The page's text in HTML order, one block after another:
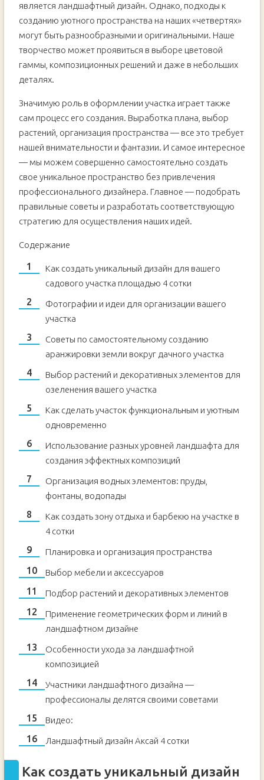
является ландшафтный дизайн. Однако, подходы к
созданию уютного пространства на наших «четвертях»
могут быть разнообразными и оригинальными. Наше
творчество может проявиться в выборе цветовой
гаммы, композиционных решений и даже в небольших
деталях.
Значимую роль в оформлении участка играет также
сам процесс его создания. Выработка плана, выбор
растений, организация пространства — все это требует
нашей внимательности и фантазии. И самое интересное
— мы можем совершенно самостоятельно создать
свое уникальное пространство без привлечения
профессионального дизайнера. Главное — подобрать
правильные советы и разработать соответствующую
стратегию для осуществления наших идей.
Содержание
Как создать уникальный дизайн для вашего
садового участка площадью 4 сотки
Фотографии и идеи для организации вашего
участка
Советы по самостоятельному созданию
аранжировки земли вокруг дачного участка
Выбор растений и декоративных элементов для
озеленения вашего участка
Как сделать участок функциональным и уютным
одновременно
Использование разных уровней ландшафта для
создания эффектных композиций
Организация водных элементов: пруды,
фонтаны, водопады
Как создать зону отдыха и барбекю на участке в
4 сотки
Планировка и организация пространства
Выбор мебели и аксессуаров
Подбор растений и декоративных элементов
Применение геометрических форм и линий в
ландшафтном дизайне
Особенности ухода за ландшафтной
композицией
Участники ландшафтного дизайна —
профессионалы делятся своими советами
Видео:
Ландшафтный дизайн Аксай 4 сотки
Как создать уникальный дизайн